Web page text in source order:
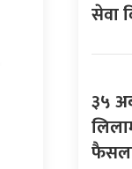
सेवा
३५